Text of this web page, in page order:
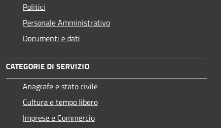
Politici
Personale Amministrativo
Documenti e dati
CATEGORIE DI SERVIZIO
Anagrafe e stato civile
Cultura e tempo libero
Imprese e Commercio